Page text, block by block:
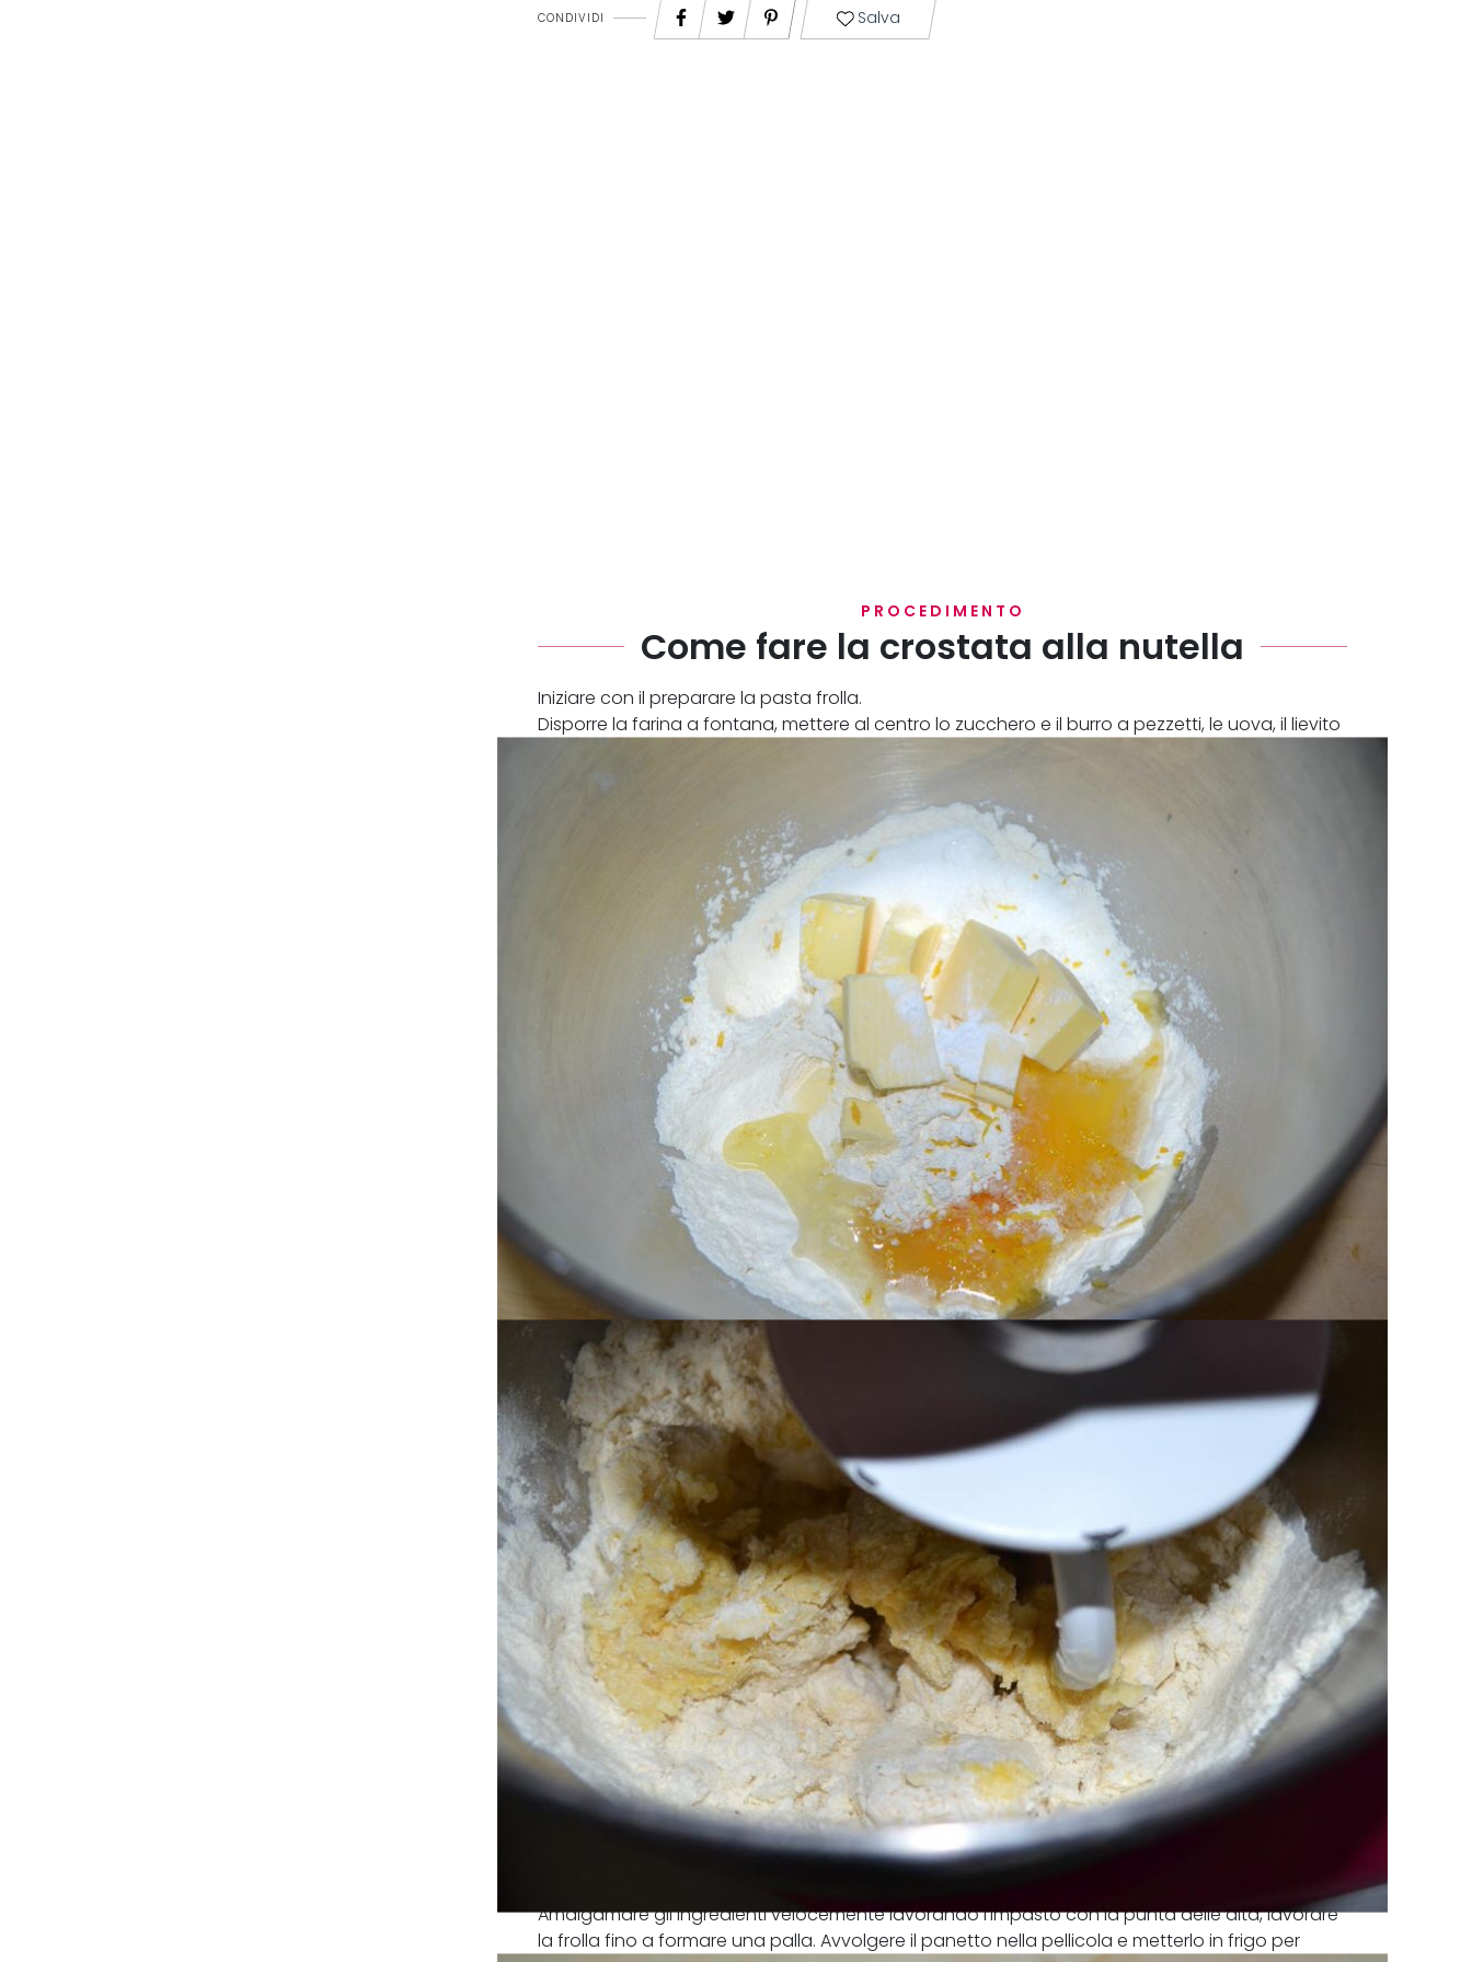
CONDIVIDI Salva
PROCEDIMENTO
Come fare la crostata alla nutella
Iniziare con il preparare la pasta frolla.
Disporre la farina a fontana, mettere al centro lo zucchero e il burro a pezzetti, le uova, il lievito
per dolci e la buccia di limone grattugiata.
Iniziare a lavorare il burro con la punta delle dita per amalgamarlo alla farina.
Amalgamare gli ingredienti velocemente lavorando l’impasto con la punta delle dita, lavorare
la frolla fino a formare una palla. Avvolgere il panetto nella pellicola e metterlo in frigo per